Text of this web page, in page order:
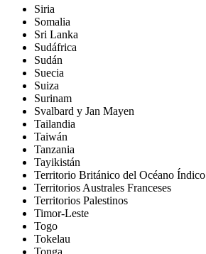
Siria
Somalia
Sri Lanka
Sudáfrica
Sudán
Suecia
Suiza
Surinam
Svalbard y Jan Mayen
Tailandia
Taiwán
Tanzania
Tayikistán
Territorio Británico del Océano Índico
Territorios Australes Franceses
Territorios Palestinos
Timor-Leste
Togo
Tokelau
Tonga